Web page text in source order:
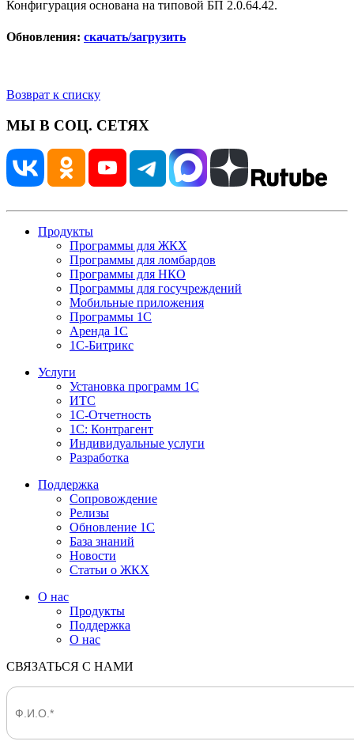
Конфигурация основана на типовой БП 2.0.64.42.
Обновления: скачать/загрузить
Возврат к списку
МЫ В СОЦ. СЕТЯХ
Продукты
Программы для ЖКХ
Программы для ломбардов
Программы для НКО
Программы для госучреждений
Мобильные приложения
Программы 1С
Аренда 1С
1С-Битрикс
Услуги
Установка программ 1С
ИТС
1С-Отчетность
1С: Контрагент
Индивидуальные услуги
Разработка
Поддержка
Сопровождение
Релизы
Обновление 1С
База знаний
Новости
Статьи о ЖКХ
О нас
Продукты
Поддержка
О нас
СВЯЗАТЬСЯ С НАМИ